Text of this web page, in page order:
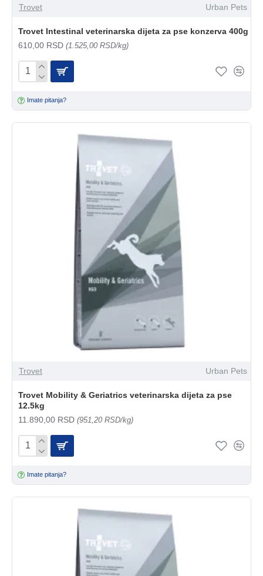
Trovet Urban Pets
Trovet Intestinal veterinarska dijeta za pse konzerva 400g
610,00 RSD (1.525,00 RSD/kg)
Imate pitanja?
Trovet Urban Pets
Trovet Mobility & Geriatrics veterinarska dijeta za pse
12.5kg
11.890,00 RSD (951,20 RSD/kg)
Imate pitanja?